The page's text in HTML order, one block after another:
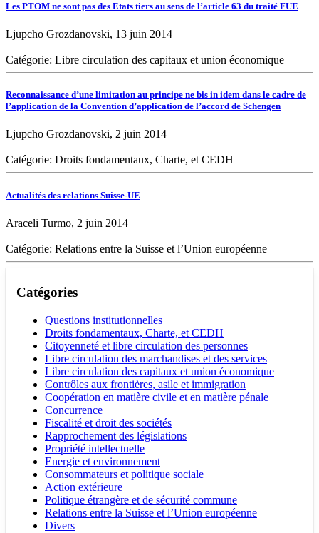
Les PTOM ne sont pas des Etats tiers au sens de l’article 63 du traité FUE
Ljupcho Grozdanovski, 13 juin 2014
Catégorie: Libre circulation des capitaux et union économique
Reconnaissance d’une limitation au principe ne bis in idem dans le cadre de
l’application de la Convention d’application de l’accord de Schengen
Ljupcho Grozdanovski, 2 juin 2014
Catégorie: Droits fondamentaux, Charte, et CEDH
Actualités des relations Suisse-UE
Araceli Turmo, 2 juin 2014
Catégorie: Relations entre la Suisse et l’Union européenne
Catégories
Questions institutionnelles
Droits fondamentaux, Charte, et CEDH
Citoyenneté et libre circulation des personnes
Libre circulation des marchandises et des services
Libre circulation des capitaux et union économique
Contrôles aux frontières, asile et immigration
Coopération en matière civile et en matière pénale
Concurrence
Fiscalité et droit des sociétés
Rapprochement des législations
Propriété intellectuelle
Energie et environnement
Consommateurs et politique sociale
Action extérieure
Politique étrangère et de sécurité commune
Relations entre la Suisse et l’Union européenne
Divers